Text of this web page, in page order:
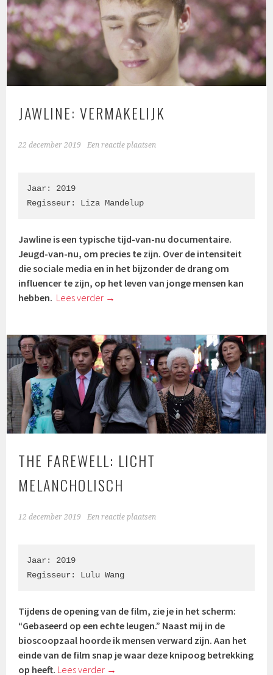
JAWLINE: VERMAKELIJK
22 december 2019 Een reactie plaatsen
Jaar: 2019
Regisseur: Liza Mandelup
Jawline is een typische tijd-van-nu documentaire.
Jeugd-van-nu, om precies te zijn. Over de intensiteit
die sociale media en in het bijzonder de drang om
influencer te zijn, op het leven van jonge mensen kan
hebben. Lees verder →
THE FAREWELL: LICHT
MELANCHOLISCH
12 december 2019 Een reactie plaatsen
Jaar: 2019
Regisseur: Lulu Wang
Tijdens de opening van de film, zie je in het scherm:
“Gebaseerd op een echte leugen.” Naast mij in de
bioscoopzaal hoorde ik mensen verward zijn. Aan het
einde van de film snap je waar deze knipoog betrekking
op heeft. Lees verder →